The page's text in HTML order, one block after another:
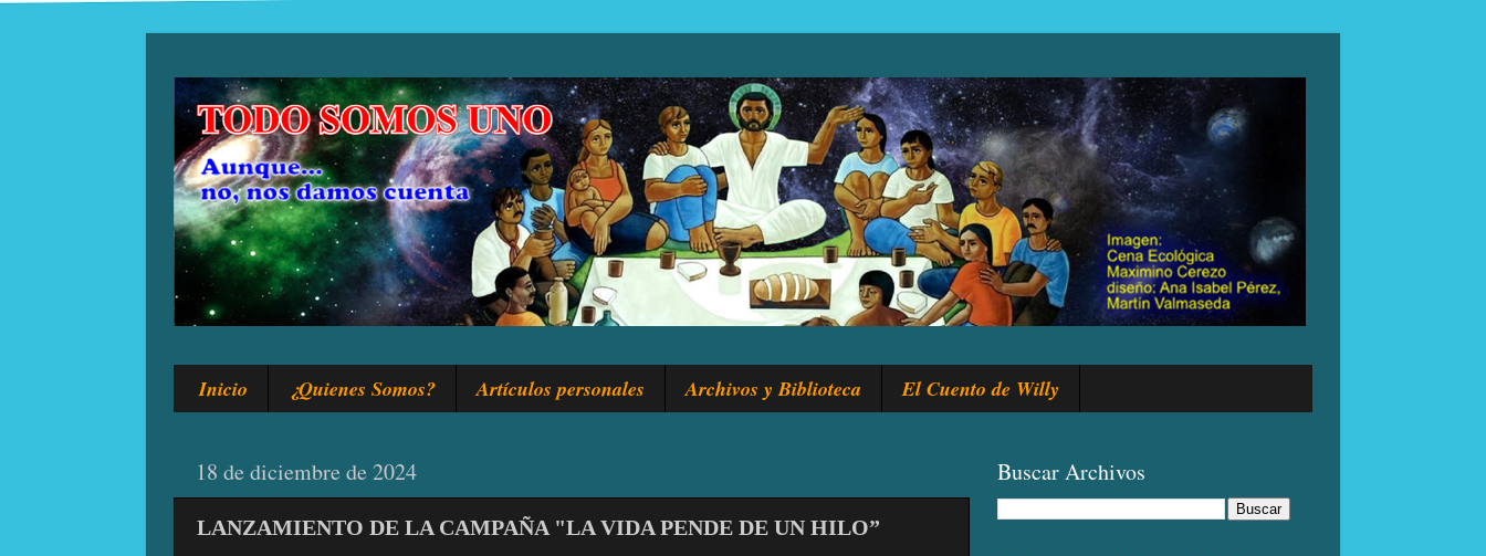
Inicio ¿Quienes Somos? Artículos personales Archivos y Biblioteca El Cuento de Willy
18 de diciembre de 2024
LANZAMIENTO DE LA CAMPAÑA "LA VIDA PENDE DE UN HILO”
Buscar Archivos